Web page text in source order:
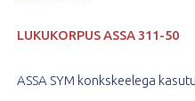
LUKUKORPUS ASSA 311-50
ASSA SYM konkskeelega